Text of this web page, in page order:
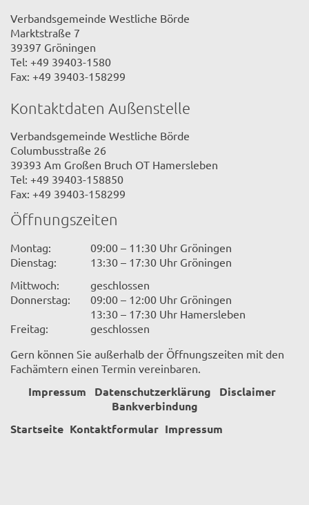
Verbandsgemeinde Westliche Börde
Marktstraße 7
39397 Gröningen
Tel: +49 39403-1580
Fax: +49 39403-158299
Kontaktdaten Außenstelle
Verbandsgemeinde Westliche Börde
Columbusstraße 26
39393 Am Großen Bruch OT Hamersleben
Tel: +49 39403-158850
Fax: +49 39403-158299
Öffnungszeiten
Montag:
09:00 – 11:30 Uhr Gröningen
Dienstag:
13:30 – 17:30 Uhr Gröningen
Mittwoch:
geschlossen
Donnerstag:
09:00 – 12:00 Uhr Gröningen
13:30 – 17:30 Uhr Hamersleben
Freitag:
geschlossen
Gern können Sie außerhalb der Öffnungszeiten mit den
Fachämtern einen Termin vereinbaren.
Impressum Datenschutzerklärung
Disclaimer
Bankverbindung
Startseite Kontaktformular Impressum